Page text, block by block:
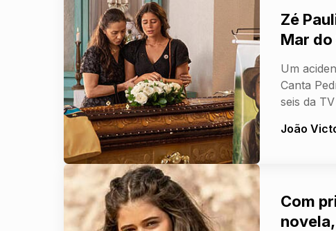
Zé
Mar
Um
Canta
seis da
João
Com